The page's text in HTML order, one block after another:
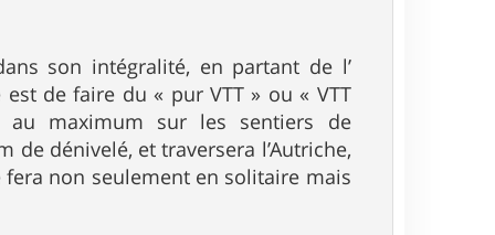
son intégralité, en partant de l’
de faire du « pur VTT » ou « VTT
maximum sur les sentiers de
de dénivelé, et traversera l’Autriche,
fera non seulement en solitaire mais